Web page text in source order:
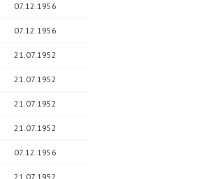
07.12.1956
07.12.1956
21.07.1952
21.07.1952
21.07.1952
21.07.1952
07.12.1956
21.07.1952